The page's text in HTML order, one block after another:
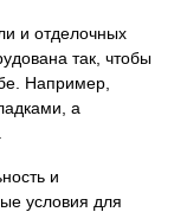
и отделочных
так, чтобы
Например,
а
и
условия для